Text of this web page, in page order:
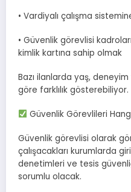
• Vardiyalı çalışma
• Güvenlik görevlisi
kimlik kartına sahip olmak
Bazı ilanlarda yaş,
göre farklılık gösterebiliyor.
Güvenlik Görevlileri
Güvenlik görevlisi olarak
çalışacakları kurumlarda
denetimleri ve tesis
sorumlu olacak.